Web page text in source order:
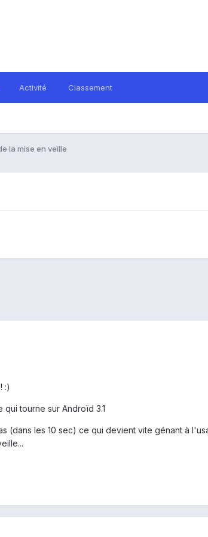
Activité Classement
la mise en veille
:)
tourne sur Androïd 3.1
(dans les 10 sec) ce qui devient vite génant à